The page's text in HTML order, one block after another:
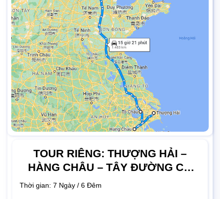
TOUR RIÊNG: THƯỢNG HẢI –
HÀNG CHÂU – TÂY ĐƯỜNG CỔ
TRẤN – TÔ CHÂU – BẮC KINH
Thời gian: 7 Ngày / 6 Đêm